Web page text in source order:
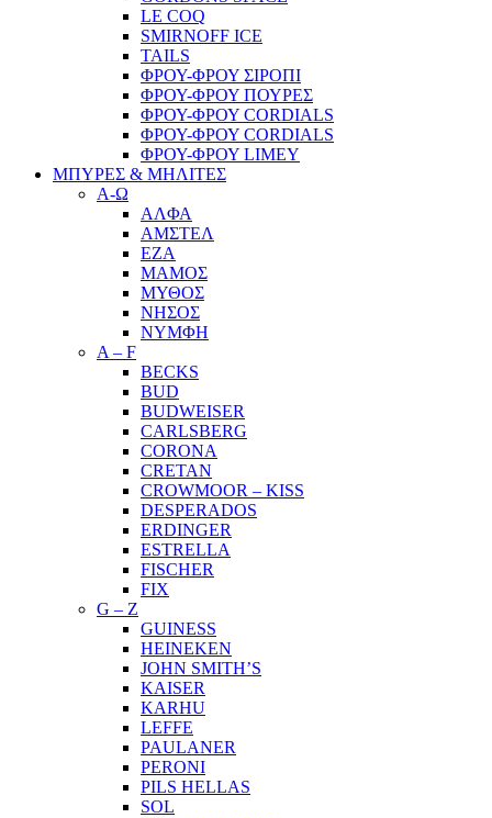
LE COQ
SMIRNOFF ICE
TAILS
ΦΡΟΥ-ΦΡΟΥ ΣΙΡΟΠΙ
ΦΡΟΥ-ΦΡΟΥ ΠΟΥΡΕΣ
ΦΡΟΥ-ΦΡΟΥ CORDIALS
ΦΡΟΥ-ΦΡΟΥ CORDIALS
ΦΡΟΥ-ΦΡΟΥ LIMEY
ΜΠΥΡΕΣ & ΜΗΛΙΤΕΣ
Α-Ω
ΑΛΦΑ
ΑΜΣΤΕΛ
ΕΖΑ
ΜΑΜΟΣ
ΜΥΘΟΣ
ΝΗΣΟΣ
ΝΥΜΦΗ
A – F
BECKS
BUD
BUDWEISER
CARLSBERG
CORONA
CRETAN
CROWMOOR – KISS
DESPERADOS
ERDINGER
ESTRELLA
FISCHER
FIX
G – Z
GUINESS
HEINEKEN
JOHN SMITH’S
KAISER
KARHU
LEFFE
PAULANER
PERONI
PILS HELLAS
SOL